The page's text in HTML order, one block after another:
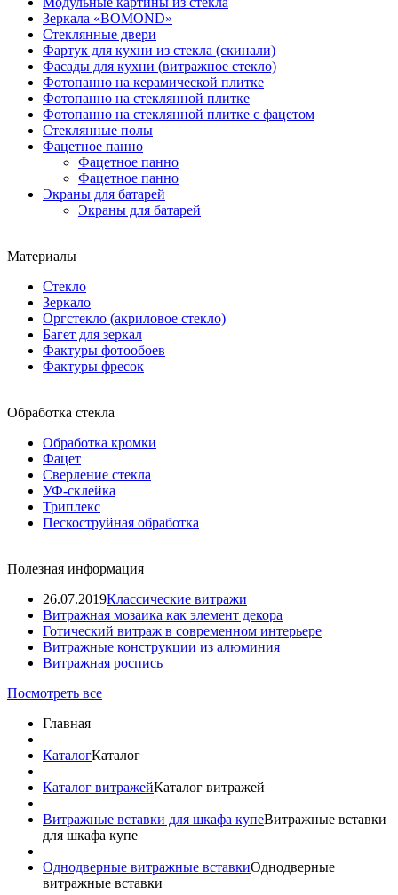
Зеркала «BOMOND»
Стеклянные двери
Фартук для кухни из стекла (скинали)
Фасады для кухни (витражное стекло)
Фотопанно на керамической плитке
Фотопанно на стеклянной плитке
Фотопанно на стеклянной плитке с фацетом
Стеклянные полы
Фацетное панно
Фацетное панно
Фацетное панно
Экраны для батарей
Экраны для батарей
Материалы
Стекло
Зеркало
Оргстекло (акриловое стекло)
Багет для зеркал
Фактуры фотообоев
Фактуры фресок
Обработка стекла
Обработка кромки
Фацет
Сверление стекла
УФ-склейка
Триплекс
Пескоструйная обработка
Полезная информация
26.07.2019Классические витражи
Витражная мозаика как элемент декора
Готический витраж в современном интерьере
Витражные конструкции из алюминия
Витражная роспись
Посмотреть все
Главная
КаталогКаталог
Каталог витражейКаталог витражей
Витражные вставки для шкафа купеВитражные вставки
для шкафа купе
Однодверные витражные вставкиОднодверные
витражные вставки